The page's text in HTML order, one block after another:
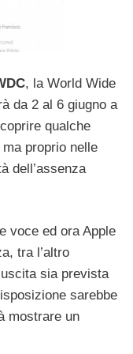
, la World Wide
da 2 al 6 giugno a
qualche
ma proprio nelle
dell’assenza
voce ed ora Apple
tra l’altro
sia prevista
sarebbe
mostrare un